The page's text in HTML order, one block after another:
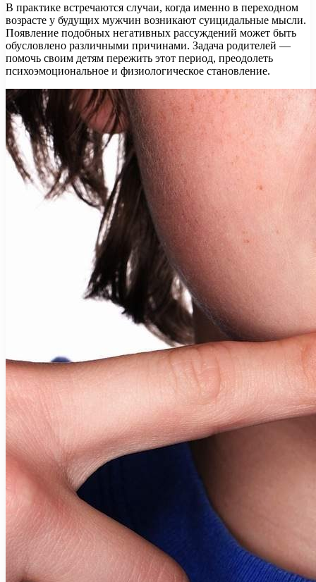
В практике встречаются случаи, когда именно в переходном
возрасте у будущих мужчин возникают суицидальные мысли.
Появление подобных негативных рассуждений может быть
обусловлено различными причинами. Задача родителей —
помочь своим детям пережить этот период, преодолеть
психоэмоциональное и физиологическое становление.